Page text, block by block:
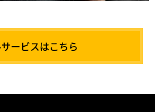
ービスはこちら